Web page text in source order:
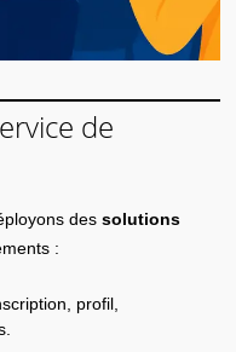
de
dessolutions
:
profil,